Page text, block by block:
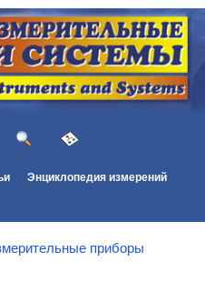
Энциклопедия измерений
приборы